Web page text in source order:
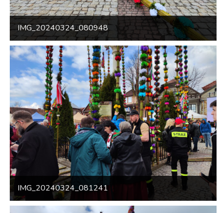
IMG_20240324_080948
IMG_20240324_081241